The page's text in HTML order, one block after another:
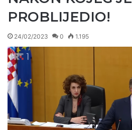
PROBLIJEDIO!
24/02/2023 0 1.195